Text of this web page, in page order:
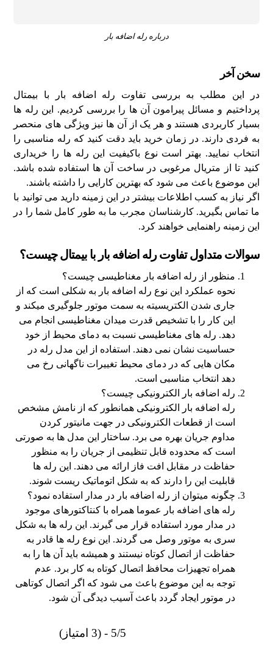
درباره رله اضافه بار
سخن آخر
در این مطلب به بررسی تفاوت رله اضافه بار با بیمتال
پرداختیم و مسائل پیرامون آن ها را بررسی کردیم. این رله ها
بسیار کاربردی هستند و هر یک از آن ها نیز ویژگی های منحصر
به فردی دارند. در زمان خرید باید دقت کنید که رله مناسبی را
انتخاب نمایید. بهتر است نوع باکیفیت این رله ها را خریداری
کنید تا از متریال مرغوبی در ساخت آن ها استفاده شده باشد.
این موضوع باعث می شود که بهترین کارایی را داشته باشند.
اگر نیاز به کسب اطلاعات بیشتر در این زمینه دارید می توانید با
ما تماس بگیرید. کارشناسان مجرب ما به طور کامل شما را در
این زمینه راهنمایی خواهند کرد.
سوالات متداول تفاوت رله اضافه بار با بیمتال چیست؟
منظور از رله اضافه بار مغناطیسی چیست؟
نحوه عملکرد این نوع رله اضافه بار به شکلی است که از
جاری شدن الکتریسیته به سمت موتور جلوگیری میکند و
این کار را با تشخیص قدرت میدان مغناطیسی انجام می
دهد. رله های مغناطیسی نسبت به دمای محیط از خود
حساسیت نشان نمی دهند. استفاده از این مدل رله در
مکان هایی که در دمای محیط تغییرات ناگهانی رخ می
دهد انتخاب مناسبی است.
رله اضافه بار الکترونیکی چیست؟
رله اضافه بار الکترونیکی همانطور که از نامش مشخص
است از قطعات الکترونیکی در جهت مانیتور کردن
مداوم جریان بهره می برد. ساختار این مدل ها به صورتی
است که محدوده قابل تنظیمی از جریان را به منظور
حفاظت در مقابل افت فاز ارائه می دهند. این رله ها
قابلیت این را دارند که به شکل اتوماتیک ریست شوند.
چگونه میتوان از رله اضافه بار در مدار استفاده نمود؟
رله های اضافه بار عموما همراه با کنتاکتورهای موجود
در مدار مورد استفاده قرار می گیرند. این رله ها به شکل
سری به موتور وصل می گردند. این نوع رله ها قادر به
حفاظت از اتصال کوتاه نیستند و همیشه باید آن ها را به
همراه تجهیزات محافظ اتصال کوتاه به کار برد. عدم
توجه به این موضوع باعث می شود که اگر اتصال کوتاهی
در موتور ایجاد گردد باعث آسیب دیدگی آن شود.
5/5 - (3 امتیاز)